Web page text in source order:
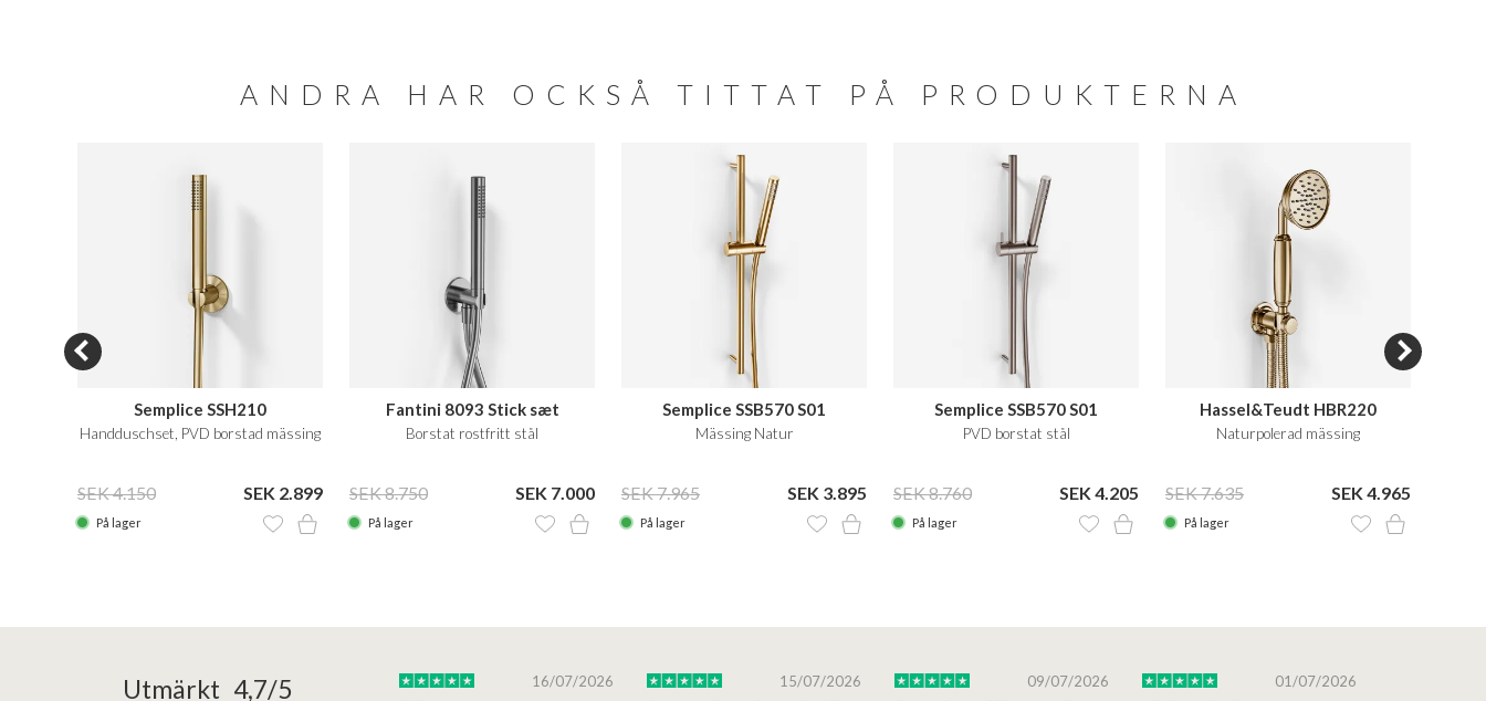
ANDRA HAR OCKSÅ TITTAT PÅ PRODUKTERNA
Semplice SSH210
Handduschset, PVD borstad mässing
SEK 4.150 SEK 2.899
På lager
Fantini 8093 Stick sæt
Borstat rostfritt stål
SEK 8.750 SEK 7.000
På lager
Semplice SSB570 S01
Mässing Natur
SEK 7.965 SEK 3.895
På lager
Semplice SSB570 S01
PVD borstat stål
SEK 8.760 SEK 4.205
På lager
Hassel&Teudt HBR220
Naturpolerad mässing
SEK 7.635 SEK 4.965
På lager
Utmärkt 4,7/530/03/2025 16/07/2026 15/07/2026 09/07/2026 01/07/2026